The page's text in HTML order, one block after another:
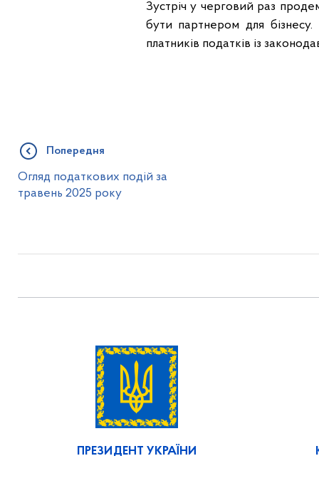
Зустріч у черговий раз
бути партнером для бізнесу.
платників податків із
Попередня
Огляд податкових подій за
травень 2025 року
ПРЕЗИДЕНТ УКРАЇНИ